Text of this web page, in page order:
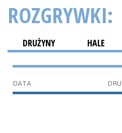
ROZGRYWKI:
DRUŻYNY HALE
DATA